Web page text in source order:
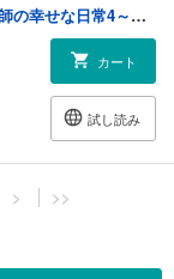
【電子版限定特典付き】宮廷鍛冶師の幸せな日常4～ブラックな職場を追放されたが、隣国で公爵令嬢に溺愛されながらホワイトな生活送ります～
カート
試し読み
> >>